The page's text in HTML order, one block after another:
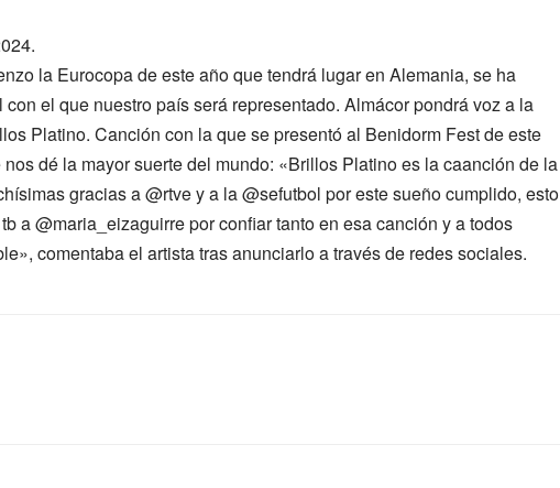
la Eurocopa de este año que tendrá lugar en Alemania, se ha
el que nuestro país será representado. Almácor pondrá voz a la
Platino. Canción con la que se presentó al Benidorm Fest de este
dé la mayor suerte del mundo: «Brillos Platino es la caanción de la
gracias a @rtve y a la @sefutbol por este sueño cumplido, esto
a @maria_eizaguirre por confiar tanto en esa canción y a todos
comentaba el artista tras anunciarlo a través de redes sociales.